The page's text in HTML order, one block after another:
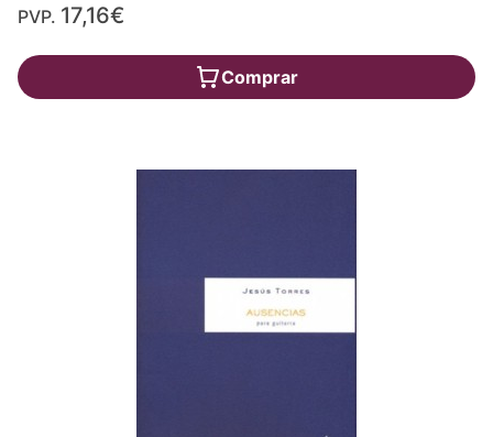
PVP. 17,16€
Comprar